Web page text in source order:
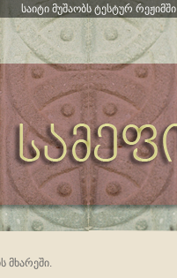
საიტი მუშაობს ტესტურ რეჟიმში
მხარეში.